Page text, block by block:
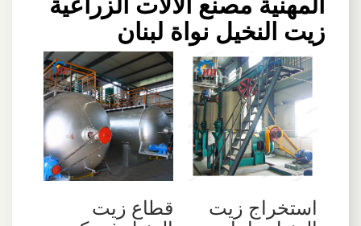
زيت النخيل نواة لبنان
استخراج زيت قطاع زيت